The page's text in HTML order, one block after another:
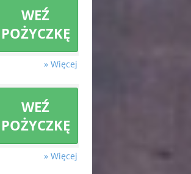
WEŹ
POŻYCZKĘ
» Więcej
WEŹ
POŻYCZKĘ
» Więcej